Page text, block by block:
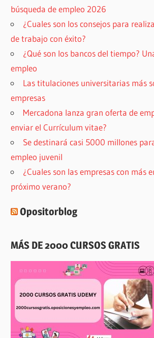
búsqueda de empleo 2026
¿Cuales son los consejos para
de trabajo con éxito?
¿Qué son los bancos del tiempo?
empleo
Las titulaciones universitarias más
empresas
Mercadona lanza gran oferta de
enviar el Currículum vitae?
Se destinará casi 5000 millones
empleo juvenil
¿Cuales son las empresas con más
próximo verano?
Opositorblog
MÁS DE 2000 CURSOS GRATIS